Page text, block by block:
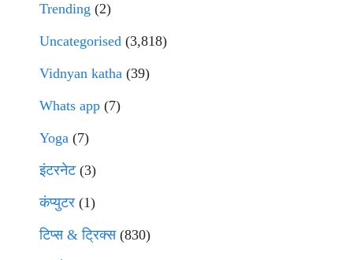
Trending (2)
Uncategorised (3,818)
Vidnyan katha (39)
Whats app (7)
Yoga (7)
इंटरनेट(3)
कंप्युटर (1)
टिप्स & ट्रिक्स(830)